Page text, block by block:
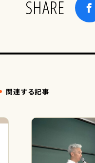
SHARE
関連する記事